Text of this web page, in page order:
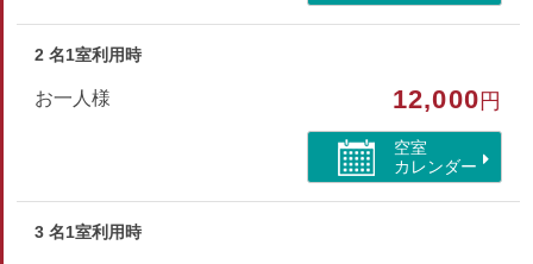
◇大浴場について
お部屋のタオルをお持ちください
2 名1室利用時
お一人様 12,000円
空室
カレンダー
3 名1室利用時